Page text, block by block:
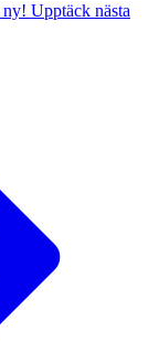
ny! Upptäck nästa